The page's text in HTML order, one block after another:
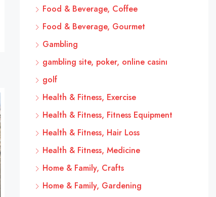
Food & Beverage, Coffee
Food & Beverage, Gourmet
Gambling
gambling site, poker, online casinı
golf
Health & Fitness, Exercise
Health & Fitness, Fitness Equipment
Health & Fitness, Hair Loss
Health & Fitness, Medicine
Home & Family, Crafts
Home & Family, Gardening